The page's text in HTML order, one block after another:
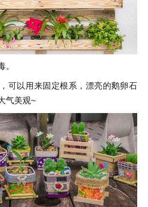
。
可以用来固定根系，漂亮的鹅卵石
气美观~